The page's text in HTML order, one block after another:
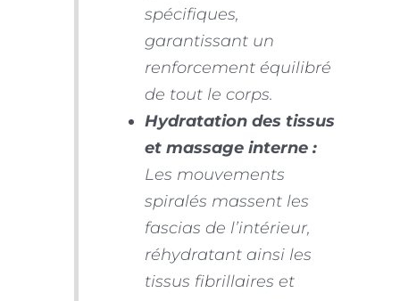
spécifiques,
garantissant un
renforcement équilibré
de tout le corps.
Hydratation des tissus
et massage interne :
Les mouvements
spiralés massent les
fascias de l’intérieur,
réhydratant ainsi les
tissus fibrillaires et